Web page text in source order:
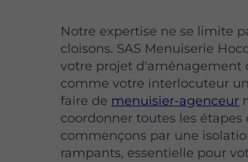
Notre expertise ne se limite
cloisons. SAS Menuiserie
votre projet d'aménagement
comme votre interlocuteur
faire de menuisier-agenceur
coordonner toutes les étapes
commençons par une
rampants, essentielle pour